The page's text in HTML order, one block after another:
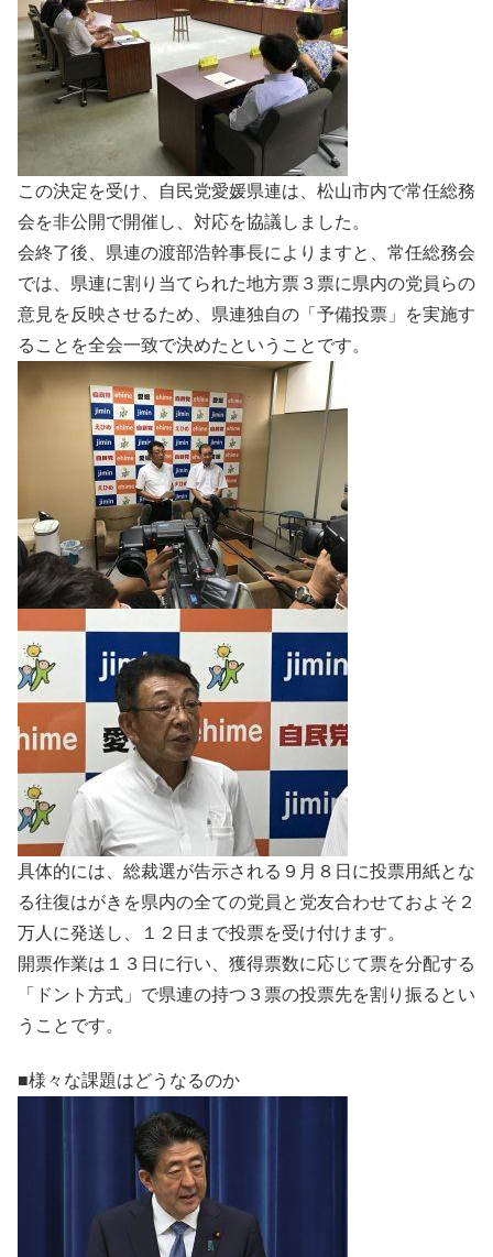
この決定を受け、自民党愛媛県連は、松山市内で常任総務
会を非公開で開催し、対応を協議しました。
会終了後、県連の渡部浩幹事長によりますと、常任総務会
では、県連に割り当てられた地方票３票に県内の党員らの
意見を反映させるため、県連独自の「予備投票」を実施す
ることを全会一致で決めたということです。
具体的には、総裁選が告示される９月８日に投票用紙とな
る往復はがきを県内の全ての党員と党友合わせておよそ２
万人に発送し、１２日まで投票を受け付けます。
開票作業は１３日に行い、獲得票数に応じて票を分配する
「ドント方式」で県連の持つ３票の投票先を割り振るとい
うことです。
■様々な課題はどうなるのか